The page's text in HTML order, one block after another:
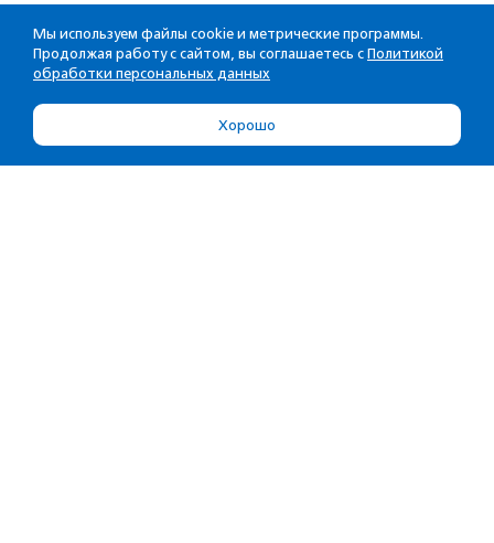
Мы используем файлы cookie и метрические программы.
Продолжая работу с сайтом, вы соглашаетесь с Политикой
обработки персональных данных
Хорошо